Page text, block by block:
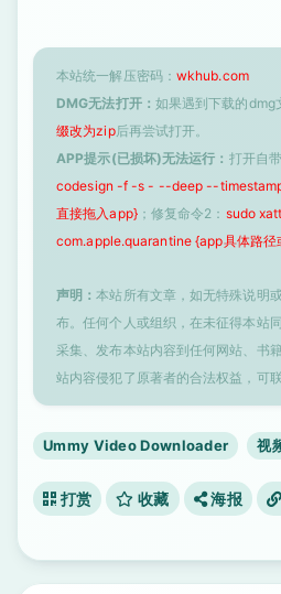
本站统一解压密码： wkhub.com
DMG无法打开： 如果遇到下载的dmg
缀改为zip后再尝试打开。
APP提示(已损坏)无法运行： 打开自
codesign -f -s - --deep --
直接拖入app}；修复命令2： sudo
com.apple.quarantine {app具体路径
声明：本站所有文章，如无特殊说明
布。任何个人或组织，在未征得本站
采集、发布本站内容到任何网站、书
站内容侵犯了原著者的合法权益，可
Ummy Video Downloader 视
打赏 收藏 海报